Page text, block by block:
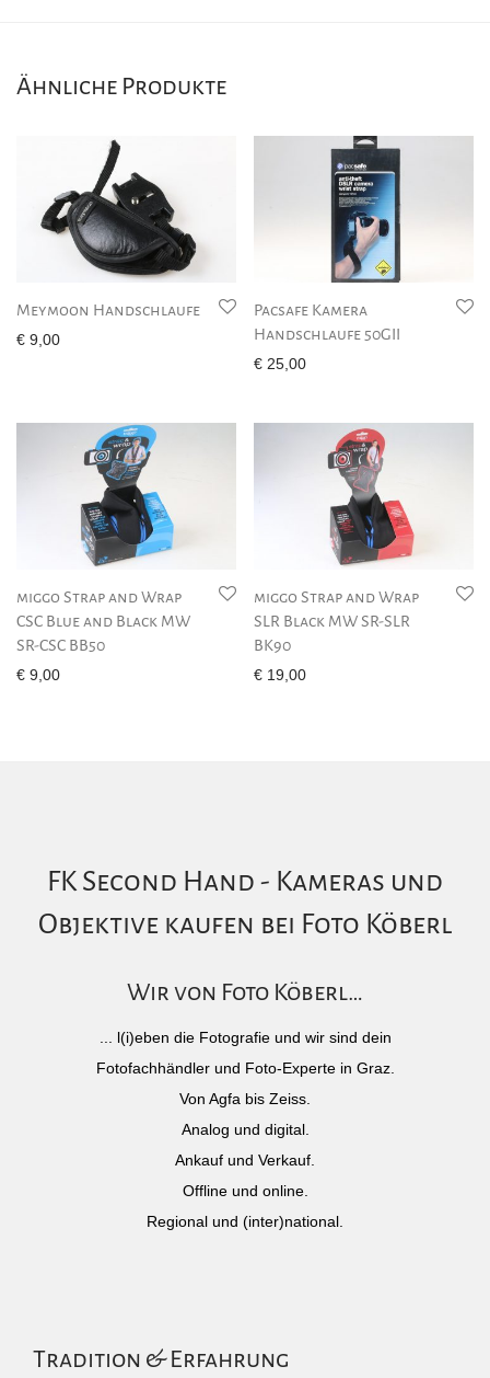
Ähnliche Produkte
Meymoon Handschlaufe
€ 9,00
Pacsafe Kamera
Handschlaufe 50GII
€ 25,00
miggo Strap and Wrap
CSC Blue and Black MW
SR-CSC BB50
€ 9,00
miggo Strap and Wrap
SLR Black MW SR-SLR
BK90
€ 19,00
FK Second Hand - Kameras und
Objektive kaufen bei Foto Köberl
Wir von Foto Köberl…
... l(i)eben die Fotografie und wir sind dein
Fotofachhändler und Foto-Experte in Graz.
Von Agfa bis Zeiss.
Analog und digital.
Ankauf und Verkauf.
Offline und online.
Regional und (inter)national.
Tradition & Erfahrung